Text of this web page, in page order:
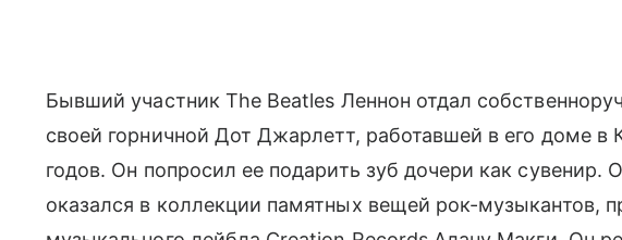
Бывший участник The Beatles Леннон отдал
своей горничной Дот Джарлетт, работавшей в его доме в
годов. Он попросил ее подарить зуб дочери как сувенир.
оказался в коллекции памятных вещей рок-музыкантов,